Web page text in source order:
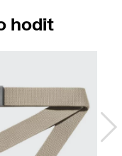
hodit